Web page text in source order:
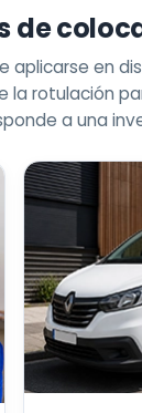
de
aplicarse en
la rotulación
a una